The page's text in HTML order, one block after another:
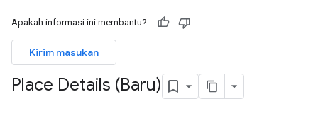
Apakah informasi ini membantu?
Kirim masukan
Place Details (Baru)